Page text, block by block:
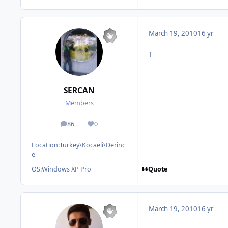
SERCAN
Members
86
posts 0
Reputation
Location:Turkey\Kocaeli\Derinc
e
OS:Windows XP Pro
March 19, 201016 yr
T
Quote
March 19, 201016 yr